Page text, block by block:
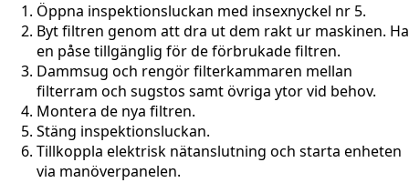
Öppna inspektionsluckan med insexnyckel nr 5.
Byt filtren genom att dra ut dem rakt ur maskinen. Ha
en påse tillgänglig för de förbrukade filtren.
Dammsug och rengör filterkammaren mellan
filterram och sugstos samt övriga ytor vid behov.
Montera de nya filtren.
Stäng inspektionsluckan.
Tillkoppla elektrisk nätanslutning och starta enheten
via manöverpanelen.